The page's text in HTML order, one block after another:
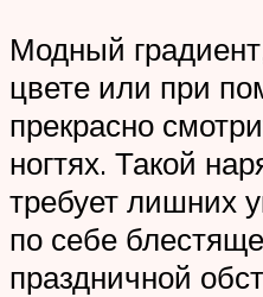
Модный
цвете или при
прекрасно
ногтях. Такой
требует лишних
по себе
праздничной